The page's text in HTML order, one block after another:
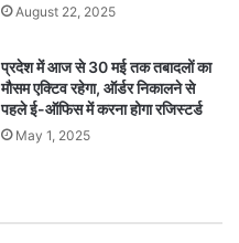
August 22, 2025
प्रदेश में आज से 30 मई तक तबादलों का
मौसम एक्टिव रहेगा, ऑर्डर निकालने से
पहले ई-ऑफिस में करना होगा रजिस्टर्ड
May 1, 2025